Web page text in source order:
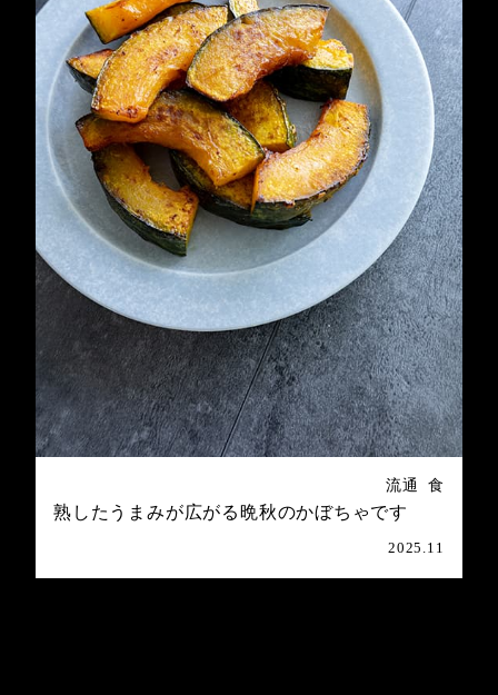
流通 食
熟したうまみが広がる晩秋のかぼちゃです
2025.11